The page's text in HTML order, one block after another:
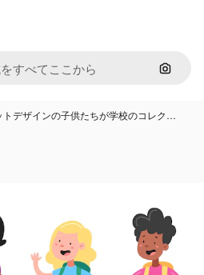
画像で
トデザインの子供たちが学校のコレク…